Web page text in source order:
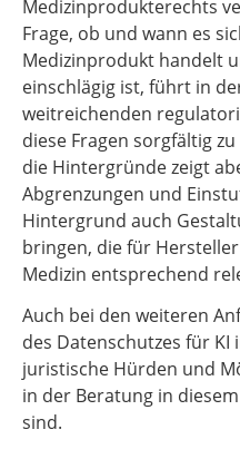
Medizinprodukterechts
Frage, ob und wann es
Medizinprodukt handelt
einschlägig ist, führt in
weitreichenden
diese Fragen sorgfältig
die Hintergründe zeigt
Abgrenzungen und
Hintergrund auch
bringen, die für
Medizin entsprechend
Auch bei den weiteren
des Datenschutzes für KI
juristische Hürden und
in der Beratung in
sind.